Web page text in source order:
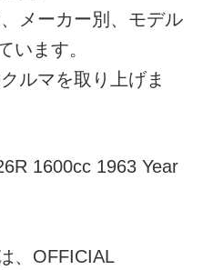
メーカー別、モデル
います。
ルマを取り上げま
1600cc 1963 Year
、OFFICIAL